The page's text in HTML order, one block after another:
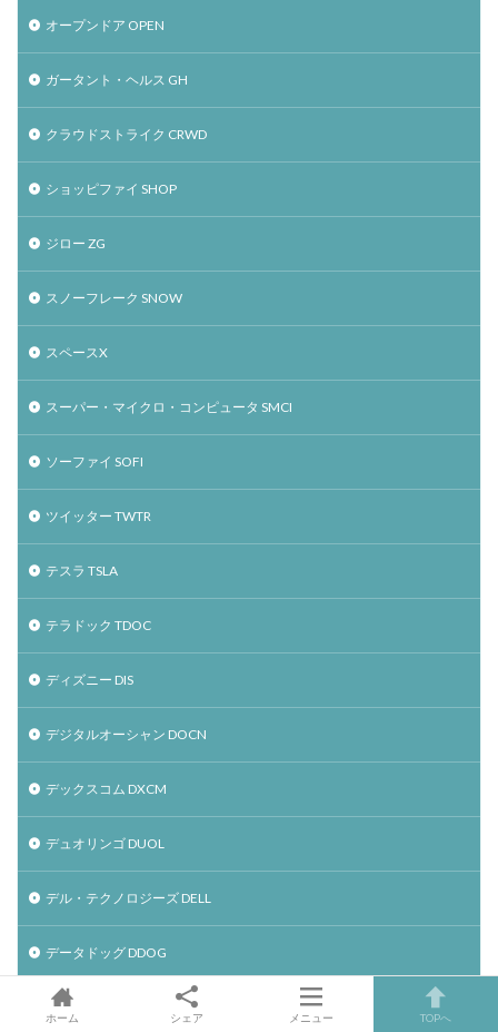
オープンドア OPEN
ガータント・ヘルス GH
クラウドストライク CRWD
ショッピファイ SHOP
ジロー ZG
スノーフレーク SNOW
スペースX
スーパー・マイクロ・コンピュータ SMCI
ソーファイ SOFI
ツイッター TWTR
テスラ TSLA
テラドック TDOC
ディズニー DIS
デジタルオーシャン DOCN
デックスコム DXCM
デュオリンゴ DUOL
デル・テクノロジーズ DELL
データドッグ DDOG
トゥイリオ TWLO
ホーム シェア メニュー TOPへ